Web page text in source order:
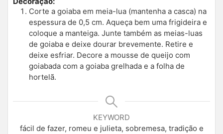
Corte a goiaba em meia-lua (mantenha a casca) na
espessura de 0,5 cm. Aqueça bem uma frigideira e
coloque a manteiga. Junte também as meias-luas
de goiaba e deixe dourar brevemente. Retire e
deixe esfriar. Decore a mousse de queijo com
goiabada com a goiaba grelhada e a folha de
hortelã.
KEYWORD
fácil de fazer, romeu e julieta, sobremesa, tradição e